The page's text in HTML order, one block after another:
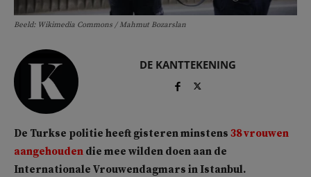
Beeld: Wikimedia Commons / Mahmut Bozarslan
DE KANTTEKENING
De Turkse politie heeft gisteren minstens 38 vrouwen
aangehouden die mee wilden doen aan de
Internationale Vrouwendagmars in Istanbul.